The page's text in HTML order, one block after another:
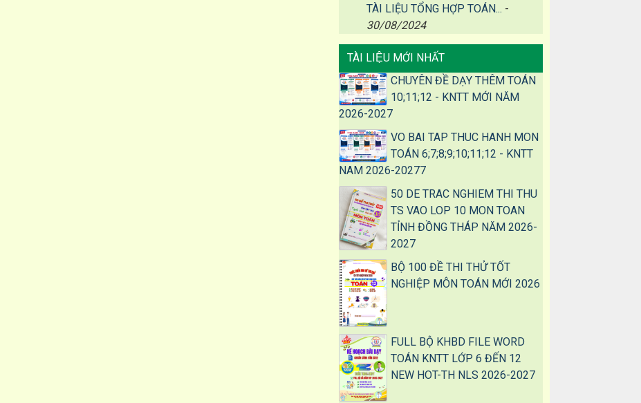
TÀI LIỆU TỔNG HỢP TOÁN... -
30/08/2024
TÀI LIỆU MỚI NHẤT
CHUYÊN ĐỀ DẠY THÊM TOÁN
10;11;12 - KNTT MỚI NĂM
2026-2027
VO BAI TAP THUC HANH MON
TOÁN 6;7;8;9;10;11;12 - KNTT
NAM 2026-20277
50 DE TRAC NGHIEM THI THU
TS VAO LOP 10 MON TOAN
TỈNH ĐỒNG THÁP NĂM 2026-
2027
BỘ 100 ĐỀ THI THỬ TỐT
NGHIỆP MÔN TOÁN MỚI 2026
FULL BỘ KHBD FILE WORD
TOÁN KNTT LỚP 6 ĐẾN 12
NEW HOT-TH NLS 2026-2027